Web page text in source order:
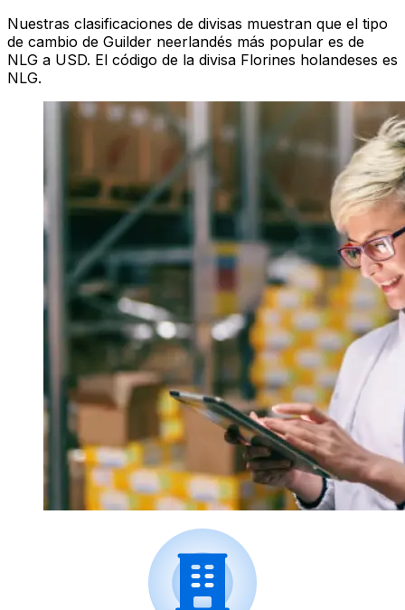
Nuestras clasificaciones de divisas muestran que el tipo
de cambio de Guilder neerlandés más popular es de
NLG a USD. El código de la divisa Florines holandeses es
NLG.